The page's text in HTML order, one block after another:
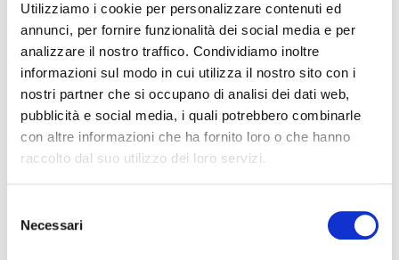
Utilizziamo i cookie per personalizzare contenuti ed
annunci, per fornire funzionalità dei social media e per
analizzare il nostro traffico. Condividiamo inoltre
informazioni sul modo in cui utilizza il nostro sito con i
nostri partner che si occupano di analisi dei dati web,
pubblicità e social media, i quali potrebbero combinarle
con altre informazioni che ha fornito loro o che hanno
raccolto dal suo utilizzo dei loro servizi.
delNecessari
e-Mail*
Ai sensi e per gli effetti degli artt. 6, 7, 12, 13 del
Regolamento UE 2016/679 – GDPR. Esprimo il
consenso al trattamento dati per finalità B), attività
di marketing diretto dell'informativa per il
trattamento dei dati personali.